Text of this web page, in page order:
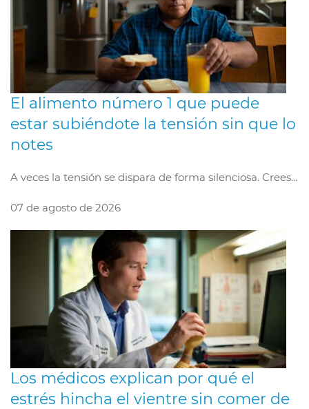
El alimento número 1 que puede
estar subiéndote la tensión sin que lo
notes
A veces la tensión se dispara de forma silenciosa. Crees...
07 de agosto de 2026
Los médicos explican por qué el
estrés hincha el vientre sin comer de